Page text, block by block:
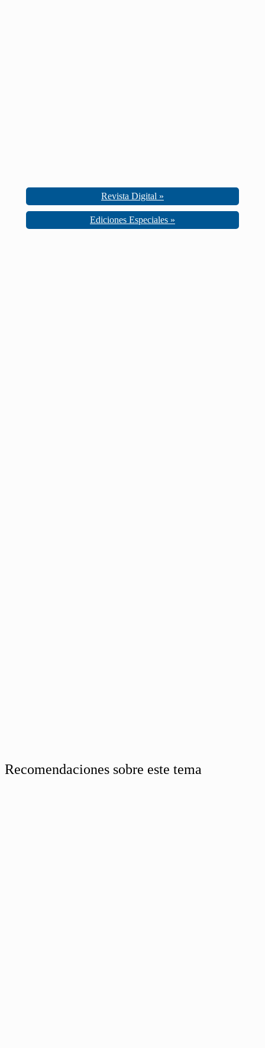
Revista Digital »
Ediciones Especiales »
Recomendaciones sobre este tema